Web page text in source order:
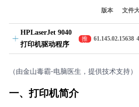
版本 文件
HPLaserJet 9040
打印机驱动程序
推
荐
61.145.02.15638
（由金山毒霸-电脑医生，提供技术支持）
一、打印机简介